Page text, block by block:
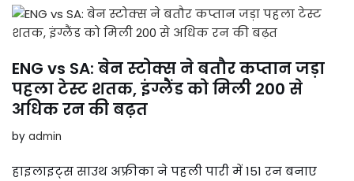
ENG vs SA: बेन स्टोक्स ने बतौर कप्तान जड़ा
पहला टेस्ट शतक, इंग्लैंड को मिली 200 से
अधिक रन की बढ़त
by admin
हाइलाइट्स साउथ अफ्रीका ने पहली पारी में 151 रन बनाए